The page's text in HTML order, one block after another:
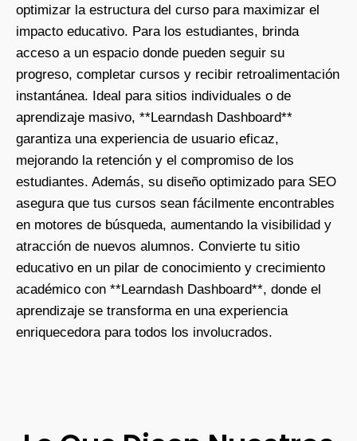
optimizar la estructura del curso para maximizar el
impacto educativo. Para los estudiantes, brinda
acceso a un espacio donde pueden seguir su
progreso, completar cursos y recibir retroalimentación
instantánea. Ideal para sitios individuales o de
aprendizaje masivo, **Learndash Dashboard**
garantiza una experiencia de usuario eficaz,
mejorando la retención y el compromiso de los
estudiantes. Además, su diseño optimizado para SEO
asegura que tus cursos sean fácilmente encontrables
en motores de búsqueda, aumentando la visibilidad y
atracción de nuevos alumnos. Convierte tu sitio
educativo en un pilar de conocimiento y crecimiento
académico con **Learndash Dashboard**, donde el
aprendizaje se transforma en una experiencia
enriquecedora para todos los involucrados.